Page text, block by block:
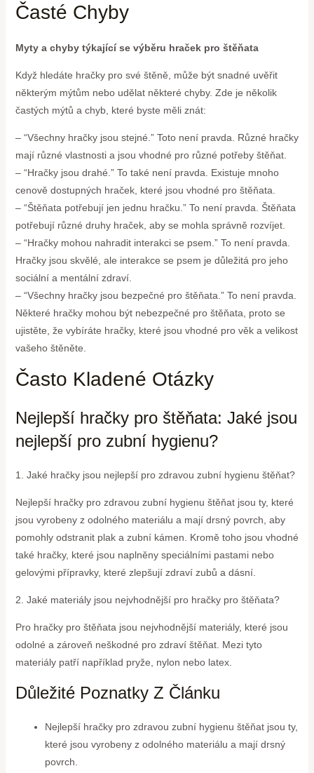
Časté Chyby
Myty a chyby týkající se výběru hraček pro štěňata
Když hledáte hračky pro své štěně, může být snadné uvěřit
některým mýtům nebo udělat některé chyby. Zde je několik
častých mýtů a chyb, které byste měli znát:
– “Všechny hračky jsou stejné.” Toto není pravda. Různé hračky
mají různé vlastnosti a jsou vhodné pro různé potřeby štěňat.
– “Hračky jsou drahé.” To také není pravda. Existuje mnoho
cenově dostupných hraček, které jsou vhodné pro štěňata.
– “Štěňata potřebují jen jednu hračku.” To není pravda. Štěňata
potřebují různé druhy hraček, aby se mohla správně rozvíjet.
– “Hračky mohou nahradit interakci se psem.” To není pravda.
Hračky jsou skvělé, ale interakce se psem je důležitá pro jeho
sociální a mentální zdraví.
– “Všechny hračky jsou bezpečné pro štěňata.” To není pravda.
Některé hračky mohou být nebezpečné pro štěňata, proto se
ujistěte, že vybíráte hračky, které jsou vhodné pro věk a velikost
vašeho štěněte.
Často Kladené Otázky
Nejlepší hračky pro štěňata: Jaké jsou
nejlepší pro zubní hygienu?
1. Jaké hračky jsou nejlepší pro zdravou zubní hygienu štěňat?
Nejlepší hračky pro zdravou zubní hygienu štěňat jsou ty, které
jsou vyrobeny z odolného materiálu a mají drsný povrch, aby
pomohly odstranit plak a zubní kámen. Kromě toho jsou vhodné
také hračky, které jsou naplněny speciálními pastami nebo
gelovými přípravky, které zlepšují zdraví zubů a dásní.
2. Jaké materiály jsou nejvhodnější pro hračky pro štěňata?
Pro hračky pro štěňata jsou nejvhodnější materiály, které jsou
odolné a zároveň neškodné pro zdraví štěňat. Mezi tyto
materiály patří například pryže, nylon nebo latex.
Důležité Poznatky Z Článku
Nejlepší hračky pro zdravou zubní hygienu štěňat jsou ty,
které jsou vyrobeny z odolného materiálu a mají drsný
povrch.